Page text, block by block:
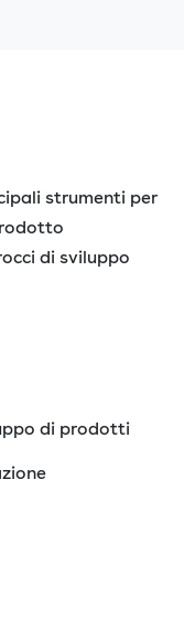
strumenti per
di sviluppo
di prodotti